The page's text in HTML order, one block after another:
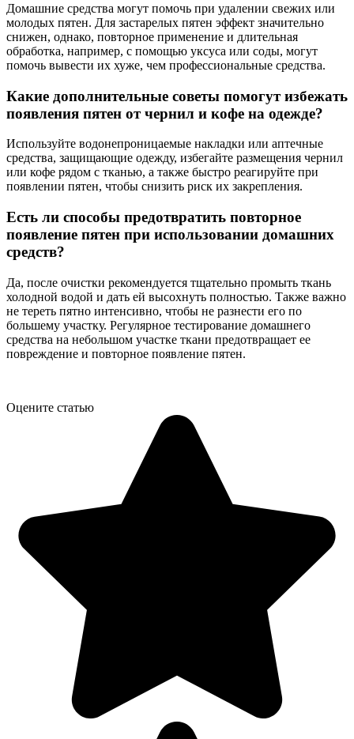
Домашние средства могут помочь при удалении свежих или
молодых пятен. Для застарелых пятен эффект значительно
снижен, однако, повторное применение и длительная
обработка, например, с помощью уксуса или соды, могут
помочь вывести их хуже, чем профессиональные средства.
Какие дополнительные советы помогут избежать
появления пятен от чернил и кофе на одежде?
Используйте водонепроницаемые накладки или аптечные
средства, защищающие одежду, избегайте размещения чернил
или кофе рядом с тканью, а также быстро реагируйте при
появлении пятен, чтобы снизить риск их закрепления.
Есть ли способы предотвратить повторное
появление пятен при использовании домашних
средств?
Да, после очистки рекомендуется тщательно промыть ткань
холодной водой и дать ей высохнуть полностью. Также важно
не тереть пятно интенсивно, чтобы не разнести его по
большему участку. Регулярное тестирование домашнего
средства на небольшом участке ткани предотвращает ее
повреждение и повторное появление пятен.
Оцените статью